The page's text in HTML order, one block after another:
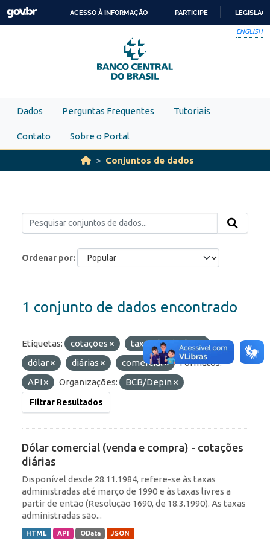
Skip to main content
PARA
O
CONTEÚDO
ACESSO À INFORMAÇÃO PARTICIPE
ENGLISH
Dados Perguntas Frequentes Tutoriais
Contato Sobre o Portal
Conjuntos de dados
Ordenar por
1 conjunto de dados encontrado
Etiquetas: cotações
taxas de câmbio
dólar
diárias comercial
Formatos:
API
Organizações: BCB/Depin
Filtrar Resultados
Dólar comercial (venda e compra) - cotações
diárias
Disponível desde 28.11.1984, refere-se às taxas
administradas até março de 1990 e às taxas livres a
partir de então (Resolução 1690, de 18.3.1990). As taxas
administradas são...
HTML API OData JSON